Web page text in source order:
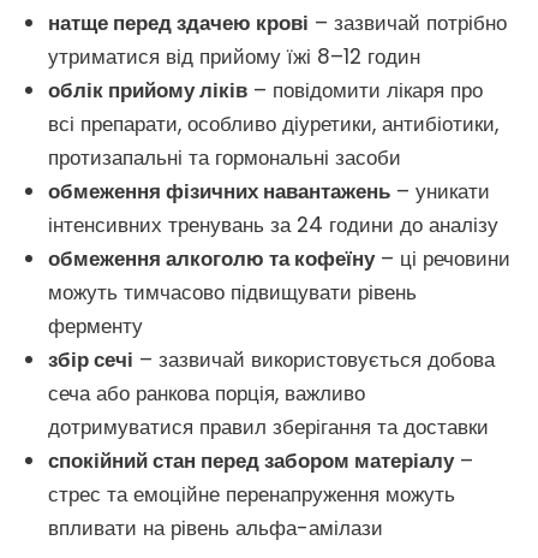
натще перед здачею крові – зазвичай потрібно
утриматися від прийому їжі 8–12 годин
облік прийому ліків – повідомити лікаря про
всі препарати, особливо діуретики, антибіотики,
протизапальні та гормональні засоби
обмеження фізичних навантажень – уникати
інтенсивних тренувань за 24 години до аналізу
обмеження алкоголю та кофеїну– ці речовини
можуть тимчасово підвищувати рівень
ферменту
збір сечі – зазвичай використовується добова
сеча або ранкова порція, важливо
дотримуватися правил зберігання та доставки
спокійний стан перед забором матеріалу–
стрес та емоційне перенапруження можуть
впливати на рівень альфа-амілази